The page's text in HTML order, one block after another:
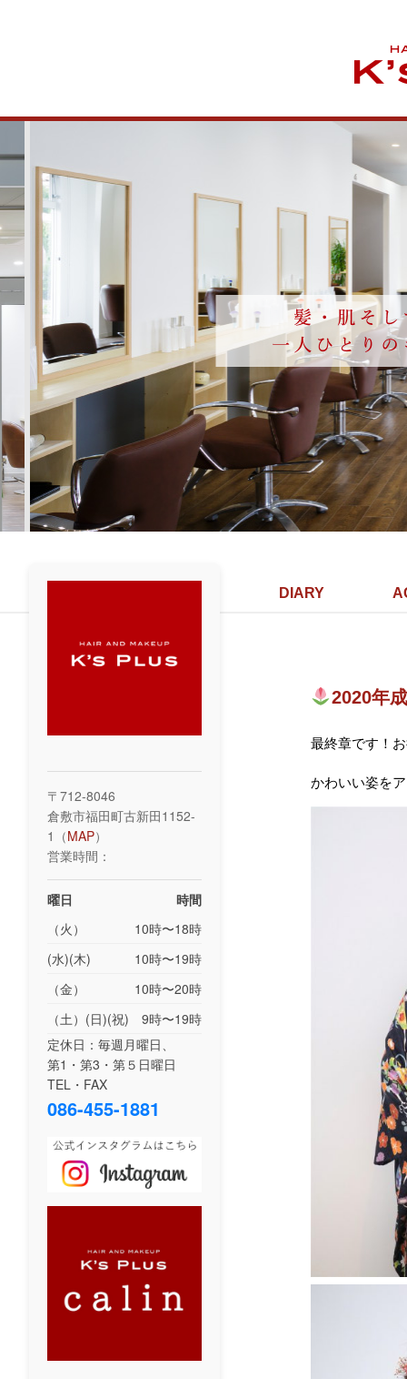
DIARY
2020年
最終章です！
かわいい姿を
〒712-8046
倉敷市福田町古新田1152-
1（MAP）
営業時間：
曜日
時間
（火）
10時〜18時
(水)(木)
10時〜19時
（金）
10時〜20時
（土）(日)(祝)
9時〜19時
定休日：毎週月曜日、
第1・第3・第５日曜日
TEL・FAX
086-455-1881